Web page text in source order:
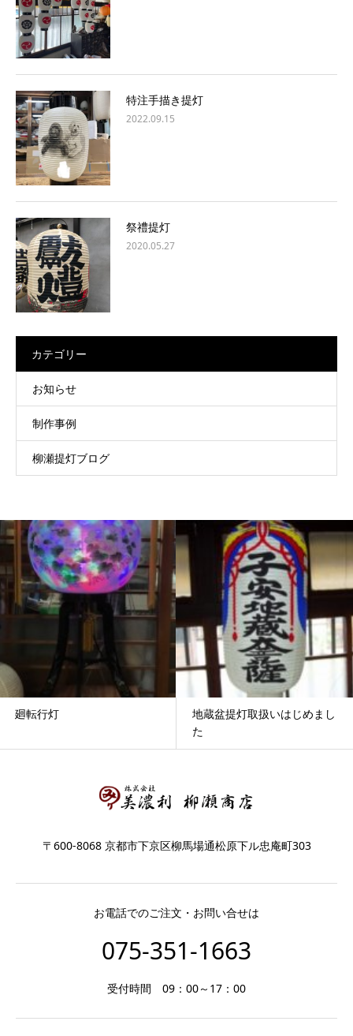
特注手描き提灯
2022.09.15
祭禮提灯
2020.05.27
カテゴリー
お知らせ
制作事例
柳瀬提灯ブログ
廻転行灯
地蔵盆提灯取扱いはじめまし
た
〒600-8068 京都市下京区柳馬場通松原下ル忠庵町303
お電話でのご注文・お問い合せは
075-351-1663
受付時間 09：00～17：00